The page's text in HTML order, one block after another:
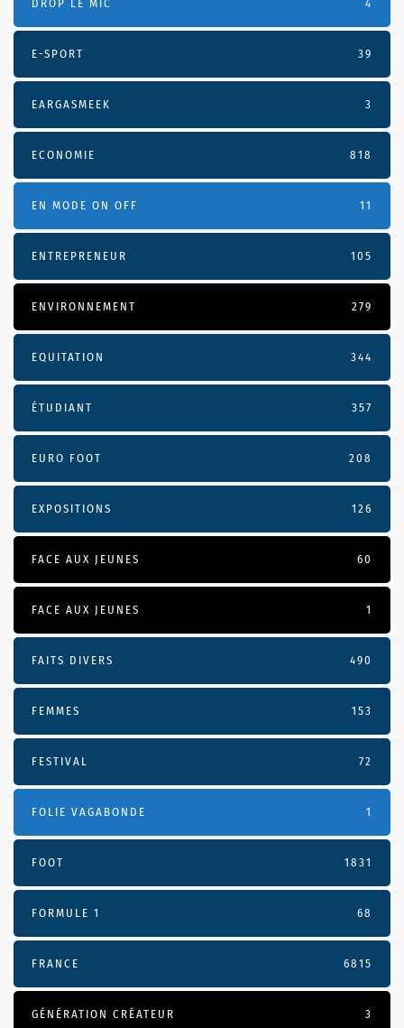
DROP LE MIC 4
E-SPORT 39
EARGASMEEK 3
ECONOMIE 818
EN MODE ON OFF 11
ENTREPRENEUR 105
ENVIRONNEMENT 279
EQUITATION 344
ÉTUDIANT 357
EURO FOOT 208
EXPOSITIONS 126
FACE AUX JEUNES 60
FACE AUX JEUNES 1
FAITS DIVERS 490
FEMMES 153
FESTIVAL 72
FOLIE VAGABONDE 1
FOOT 1831
FORMULE 1 68
FRANCE 6815
GÉNÉRATION CRÉATEUR 3